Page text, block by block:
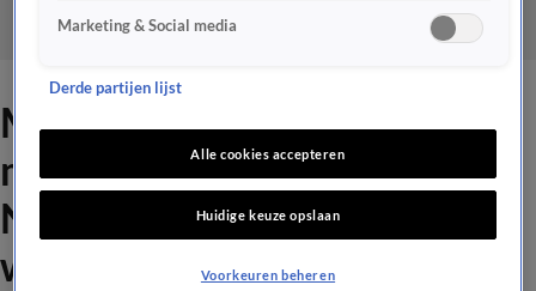
Moslimjongeren hebben
moeite met opgroeien in
Nederland: 'Dit verbaast me
wel'
Marketing & Social media
Derde partijen lijst
Alle cookies accepteren
Huidige keuze opslaan
Voorkeuren beheren